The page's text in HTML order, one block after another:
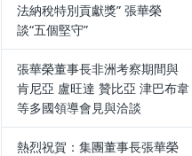
法納稅特別貢獻獎” 張華榮
談“五個堅守”
張華榮董事長非洲考察期間與
肯尼亞 盧旺達 贊比亞 津巴布韋
等多國領導會見與洽談
熱烈祝賀：集團董事長張華榮